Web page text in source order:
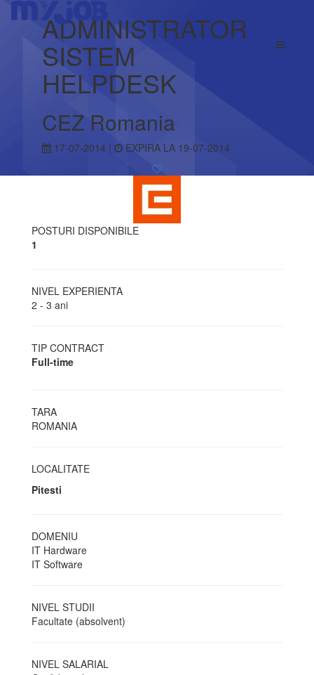
ADMINISTRATOR
SISTEM
HELPDESK
CEZ Romania
17-07-2014 | EXPIRA LA 19-07-2014
POSTURI DISPONIBILE
1
NIVEL EXPERIENTA
2 - 3 ani
TIP CONTRACT
Full-time
TARA
ROMANIA
LOCALITATE
Pitesti
DOMENIU
IT Hardware
IT Software
NIVEL STUDII
Facultate (absolvent)
NIVEL SALARIAL